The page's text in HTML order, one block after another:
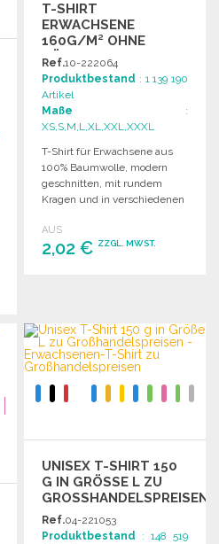
T-SHIRT
ERWACHSENE
160G/M² OHNE
NÄHTE
Ref.10-222064
Produktbestand : 1 139 190
Artikel
Maße :
XS,S,M,L,XL,XXL,XXXL
T-Shirt für Erwachsene aus
100% Baumwolle, modern
geschnitten, mit rundem
Kragen und in verschiedenen
AUS
2,02 € ZZGL. MWST.
UNISEX T-SHIRT 150
G IN GRÖSSE L ZU G
ROSSHANDELSPREISEN
Ref.04-221053
Produktbestand : 148 519